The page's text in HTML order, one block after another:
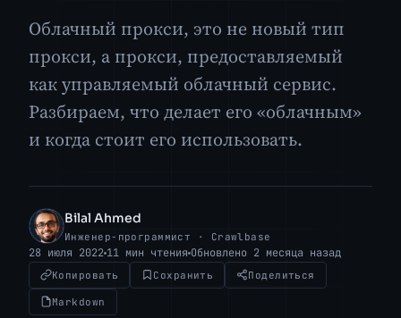
Облачный прокси, это не новый тип
прокси, а прокси, предоставляемый
как управляемый облачный сервис.
Разбираем, что делает его «облачным»
и когда стоит его использовать.
BA
Bilal Ahmed
Инженер-программист · Crawlbase
28 июля 2022 11 мин чтения Обновлено 2 месяца назад
Копировать Сохранить Поделиться
Markdown